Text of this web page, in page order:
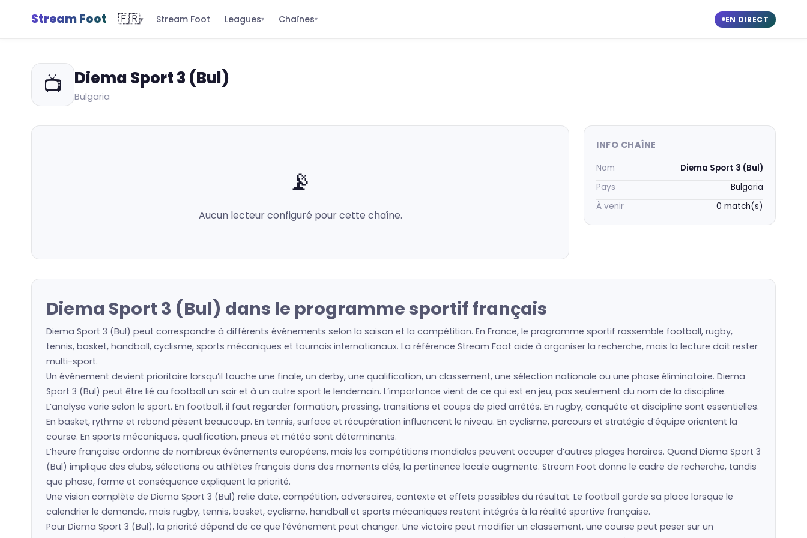
Stream Foot 🇫🇷▾ Stream Foot Leagues▾ Chaînes▾ EN DIRECT
📺 Diema Sport 3 (Bul)
Bulgaria
📡
Aucun lecteur configuré pour cette chaîne.
INFO CHAÎNE
Nom
Diema Sport 3 (Bul)
Pays
Bulgaria
À venir
0 match(s)
Diema Sport 3 (Bul) dans le programme sportif français
Diema Sport 3 (Bul) peut correspondre à différents événements selon la saison et la compétition. En France, le programme sportif rassemble football, rugby,
tennis, basket, handball, cyclisme, sports mécaniques et tournois internationaux. La référence Stream Foot aide à organiser la recherche, mais la lecture doit rester
multi-sport.
Un événement devient prioritaire lorsqu’il touche une finale, un derby, une qualification, un classement, une sélection nationale ou une phase éliminatoire. Diema
Sport 3 (Bul) peut être lié au football un soir et à un autre sport le lendemain. L’importance vient de ce qui est en jeu, pas seulement du nom de la discipline.
L’analyse varie selon le sport. En football, il faut regarder formation, pressing, transitions et coups de pied arrêtés. En rugby, conquête et discipline sont essentielles.
En basket, rythme et rebond pèsent beaucoup. En tennis, surface et récupération influencent le niveau. En cyclisme, parcours et stratégie d’équipe orientent la
course. En sports mécaniques, qualification, pneus et météo sont déterminants.
L’heure française ordonne de nombreux événements européens, mais les compétitions mondiales peuvent occuper d’autres plages horaires. Quand Diema Sport 3
(Bul) implique des clubs, sélections ou athlètes français dans des moments clés, la pertinence locale augmente. Stream Foot donne le cadre de recherche, tandis
que phase, forme et conséquence expliquent la priorité.
Une vision complète de Diema Sport 3 (Bul) relie date, compétition, adversaires, contexte et effets possibles du résultat. Le football garde sa place lorsque le
calendrier le demande, mais rugby, tennis, basket, cyclisme, handball et sports mécaniques restent intégrés à la réalité sportive française.
Pour Diema Sport 3 (Bul), la priorité dépend de ce que l’événement peut changer. Une victoire peut modifier un classement, une course peut peser sur un